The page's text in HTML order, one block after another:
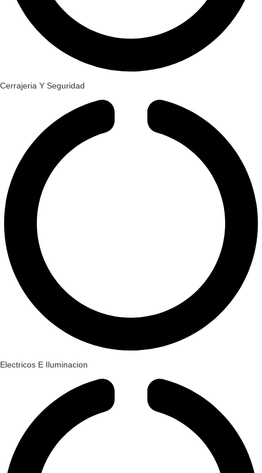
Cerrajeria Y Seguridad
Electricos E Iluminacion